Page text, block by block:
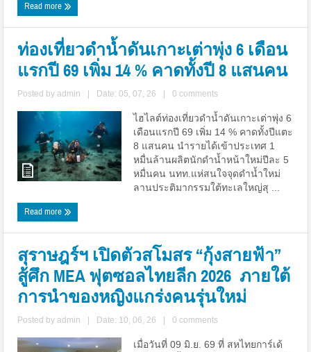
Read more
ท่องเที่ยวดำน้ำดันเกาะเต่าพุ่ง 6 เดือน
แรกปี 69 เพิ่ม 14 % คาดทั้งปี 8 แสนคน
Posted byadmin Date: 05, 07, 26 0 comments
ไฮไลต์ท่องเที่ยวดำน้ำดันเกาะเต่าพุ่ง 6
เดือนแรกปี 69 เพิ่ม 14 % คาดทั้งปีแตะ
8 แสนคน นำรายได้เข้าประเทศ 1
หมื่นล้านผลิตนักดำน้ำหน้าใหม่ปีละ 5
หมื่นคน นทท.แห่สนใจจุดดำน้ำใหม่
ลานประติมากรรมใต้ทะเลใหญ่สุ ...
Read more
สุราษฎร์ฯ เปิดตัวสโมสร “กุ้งสายฟ้า”
สู้ศึก MEA ฟุตซอลไทยลีก 2026 ภายใต้
การนำของหญิงแกร่งคนรุ่นใหม่
Posted byadmin Date: 10, 06, 26 0 comments
เมื่อวันที่ 09 มิ.ย. 69 ที่ สหไทยการ์เด้